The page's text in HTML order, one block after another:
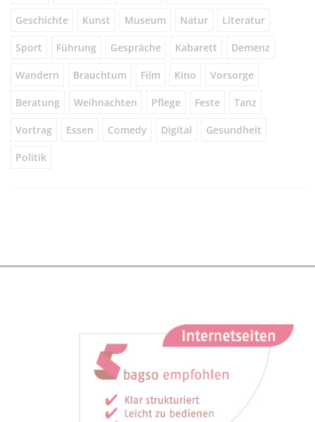
Geschichte Kunst Museum Natur Literatur
Sport Führung Gespräche Kabarett Demenz
Wandern Brauchtum Film Kino Vorsorge
Beratung Weihnachten Pflege Feste Tanz
Vortrag Essen Comedy Digital Gesundheit
Politik